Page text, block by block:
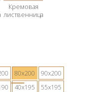
Кремовая
лиственница
80х200
90х200
40х195
55х195